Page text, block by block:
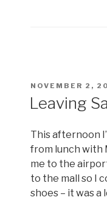
POSTED
NOVEMBER 2,
Leaving
This afternoon
from lunch with
me to the
to the mall so I
shoes – it was